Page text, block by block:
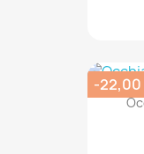
-22,00